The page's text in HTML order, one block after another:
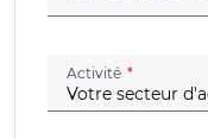
Activité (champ